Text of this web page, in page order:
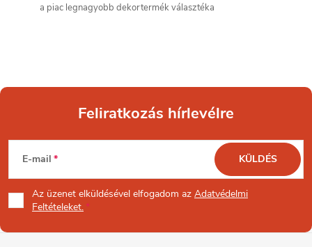
í
á
s
e
l
a piac legnagyobb dekortermék választéka
L
á
b
Feliratkozás hírlevélre
E-mail
Az üzenet elküldésével elfogadom az Adatvédelmi
Feltételeket.
KÜLDÉS